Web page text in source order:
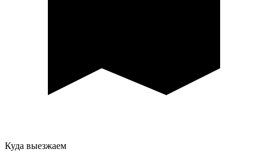
Куда выезжаем